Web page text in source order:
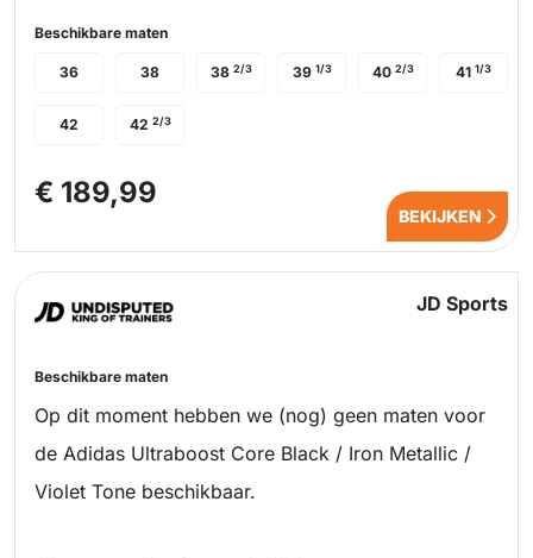
JD Sports
Beschikbare maten
Op dit moment hebben we (nog) geen maten voor
de Adidas Ultraboost Core Black / Iron Metallic /
Violet Tone beschikbaar.
Beschikbare maten
38 40 2/3
39 1/3 41 1/3
42 2/3
36 38 2/3
42
€ 189,99
BEKIJKEN